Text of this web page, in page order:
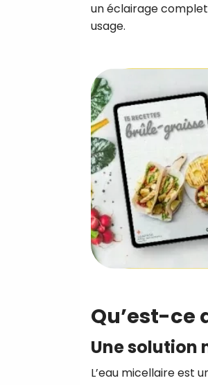
un éclairage
usage.
Qu’est-ce
Une solution
L’eau micellaire est